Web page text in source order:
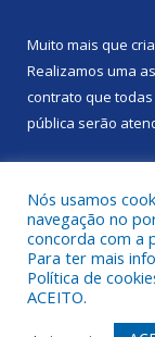
Muito mais que
Realizamos uma
contrato que
pública serão
Todos os
Nós usamos
navegação no
concorda com a
Para ter mais
Política de
ACEITO.